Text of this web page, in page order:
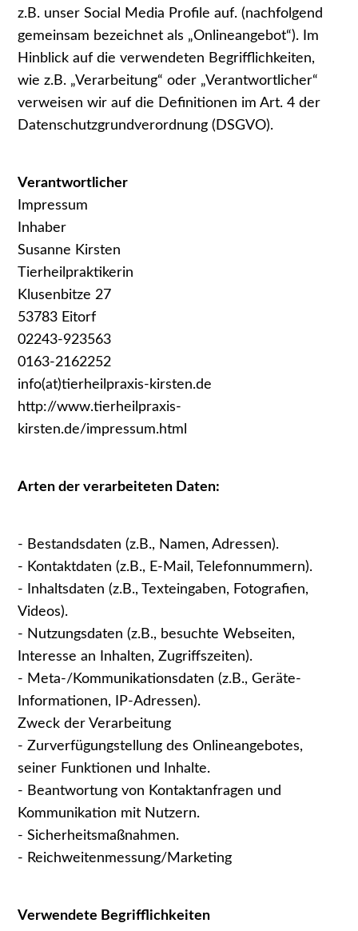
z.B. unser Social Media Profile auf. (nachfolgend
gemeinsam bezeichnet als „Onlineangebot“). Im
Hinblick auf die verwendeten Begrifflichkeiten,
wie z.B. „Verarbeitung“ oder „Verantwortlicher“
verweisen wir auf die Definitionen im Art. 4 der
Datenschutzgrundverordnung (DSGVO).
Verantwortlicher
Impressum
Inhaber
Susanne Kirsten
Tierheilpraktikerin
Klusenbitze 27
53783 Eitorf
02243-923563
0163-2162252
info(at)tierheilpraxis-kirsten.de
http://www.tierheilpraxis-
kirsten.de/impressum.html
Arten der verarbeiteten Daten:
- Bestandsdaten (z.B., Namen, Adressen).
- Kontaktdaten (z.B., E-Mail, Telefonnummern).
- Inhaltsdaten (z.B., Texteingaben, Fotografien,
Videos).
- Nutzungsdaten (z.B., besuchte Webseiten,
Interesse an Inhalten, Zugriffszeiten).
- Meta-/Kommunikationsdaten (z.B., Geräte-
Informationen, IP-Adressen).
Zweck der Verarbeitung
- Zurverfügungstellung des Onlineangebotes,
seiner Funktionen und Inhalte.
- Beantwortung von Kontaktanfragen und
Kommunikation mit Nutzern.
- Sicherheitsmaßnahmen.
- Reichweitenmessung/Marketing
Verwendete Begrifflichkeiten